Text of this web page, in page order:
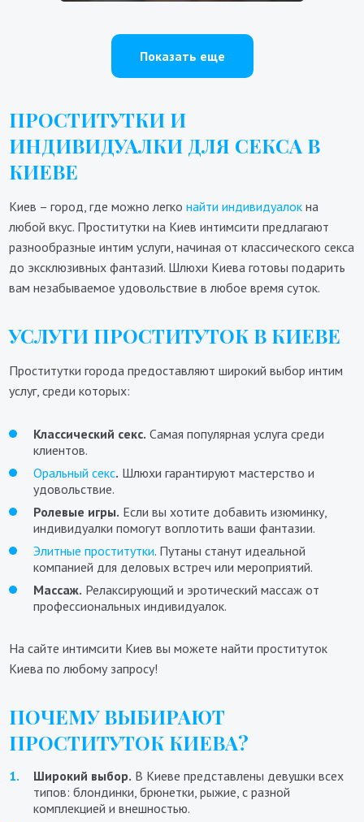
Показать еще
ПРОСТИТУТКИ И
ИНДИВИДУАЛКИ ДЛЯ СЕКСА В
КИЕВЕ
Киев – город, где можно легконайти индивидуалок на
любой вкус. Проститутки на Киев интимсити предлагают
разнообразные интим услуги, начиная от классического секса
до эксклюзивных фантазий. Шлюхи Киева готовы подарить
вам незабываемое удовольствие в любое время суток.
УСЛУГИ ПРОСТИТУТОК В КИЕВЕ
Проститутки города предоставляют широкий выбор интим
услуг, среди которых:
Классический секс. Самая популярная услуга среди
клиентов.
Оральный секс. Шлюхи гарантируют мастерство и
удовольствие.
Ролевые игры. Если вы хотите добавить изюминку,
индивидуалки помогут воплотить ваши фантазии.
Элитные проститутки. Путаны станут идеальной
компанией для деловых встреч или мероприятий.
Массаж. Релаксирующий и эротический массаж от
профессиональных индивидуалок.
На сайте интимсити Киев вы можете найти проституток
Киева по любому запросу!
ПОЧЕМУ ВЫБИРАЮТ
ПРОСТИТУТОК КИЕВА?
Широкий выбор. В Киеве представлены девушки всех
типов: блондинки, брюнетки, рыжие, с разной
комплекцией и внешностью.